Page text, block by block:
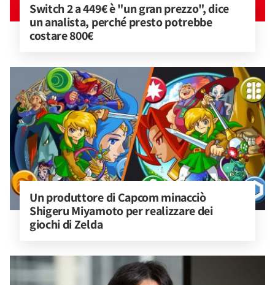
Switch 2 a 449€ è "un gran prezzo", dice
un analista, perché presto potrebbe
costare 800€
Un produttore di Capcom minacciò
Shigeru Miyamoto per realizzare dei
giochi di Zelda